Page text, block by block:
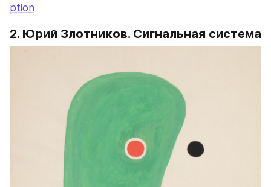
ption
2. Юрий Злотников. Сигнальная система